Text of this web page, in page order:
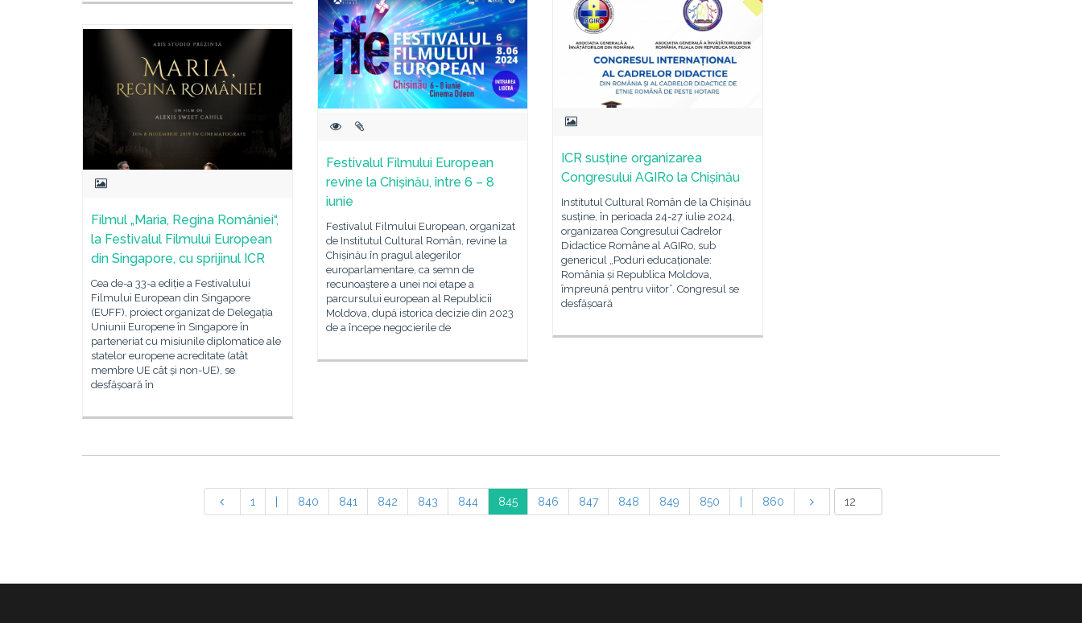
ICR susține organizarea
Congresului AGIRo la Chișinău
Institutul Cultural Român de la Chișinău
susține, în perioada 24-27 iulie 2024,
organizarea Congresului Cadrelor
Didactice Române al AGIRo, sub
genericul „Poduri educaționale:
România și Republica Moldova,
împreună pentru viitor”. Congresul se
desfășoară
Festivalul Filmului European
revine la Chișinău, între 6 – 8
iunie
Festivalul Filmului European, organizat
de Institutul Cultural Român, revine la
Chișinău în pragul alegerilor
europarlamentare, ca semn de
recunoaștere a unei noi etape a
parcursului european al Republicii
Moldova, după istorica decizie din 2023
de a începe negocierile de
Filmul „Maria, Regina României“,
la Festivalul Filmului European
din Singapore, cu sprijinul ICR
Cea de-a 33-a ediție a Festivalului
Filmului European din Singapore
(EUFF), proiect organizat de Delegația
Uniunii Europene în Singapore în
parteneriat cu misiunile diplomatice ale
statelor europene acreditate (atât
membre UE cât și non-UE), se
desfășoară în
1 840 841 842 843 844 845 846 847 848 849 850 860